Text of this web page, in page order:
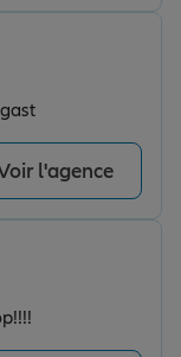
l'agence